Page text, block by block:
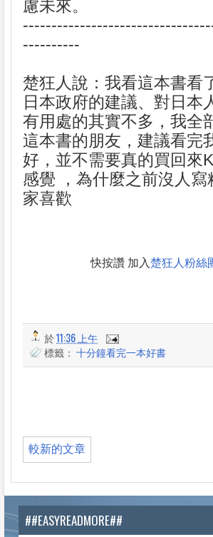
慮未來。
----------
楚狂人說：我看這本書看
日本政府的建議、對日本
有用處的其實不多，我全
這本書的朋友，建議看完
好，並不需要真的買回來
感覺 ，為什麼之前沒人
家喜歡
快按讚 加入楚狂人粉絲
於11:36 上午
標籤： 十分鐘看完一本好書
較新的文章
##EASYREADMORE##